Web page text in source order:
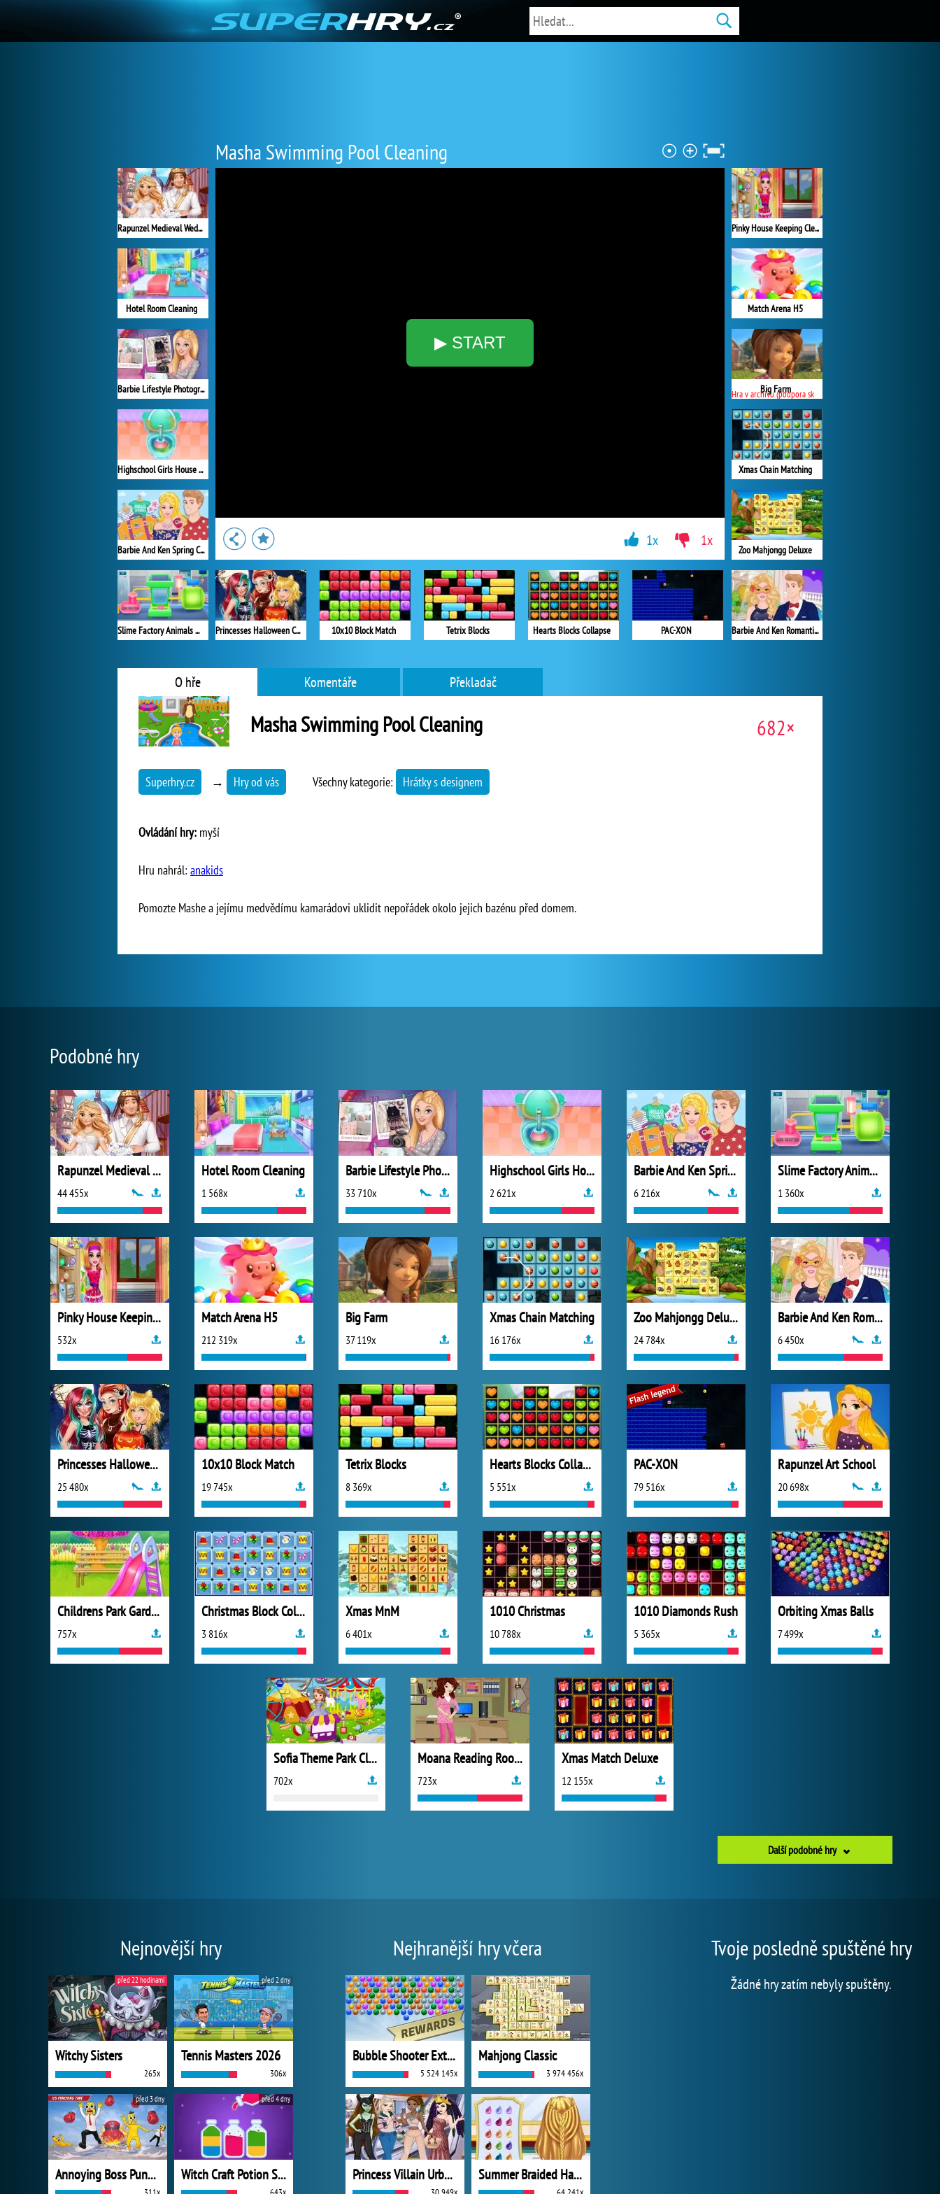
Masha Swimming Pool Cleaning
▶ START
Rapunzel Medieval Wedding
Hotel Room Cleaning
Barbie Lifestyle Photographer
Highschool Girls House Cleaning
Barbie And Ken Spring City Break
Slime Factory Animals Maker
Pinky House Keeping Clean
Match Arena H5
Big Farm
Hra v archivu (podpora skončila)
Xmas Chain Matching
Zoo Mahjongg Deluxe
Barbie And Ken Romantic Escape
Princesses Halloween Challenge 10x10 Block Match Tetrix Blocks Hearts Blocks Collapse PAC-XON
1x 1x
O hře Komentáře Překladač
Masha Swimming Pool Cleaning 682×
Superhry.cz → Hry od vás Všechny kategorie: Hrátky s designem
Ovládání hry: myší
Hru nahrál: anakids
Pomozte Mashe a jejímu medvědímu kamarádovi uklidit nepořádek okolo jejich bazénu před domem.
Podobné hry
Rapunzel Medieval Wedding
44 455x
Hotel Room Cleaning
1 568x
Barbie Lifestyle Photographer
33 710x
Highschool Girls House Cleaning
2 621x
Barbie And Ken Spring City Break
6 216x
Slime Factory Animals Maker
1 360x
Pinky House Keeping Clean
532x
Match Arena H5
212 319x
Big Farm
37 119x
Xmas Chain Matching
16 176x
Zoo Mahjongg Deluxe
24 784x
Barbie And Ken Romantic Escape
6 450x
Princesses Halloween Challenge
25 480x
10x10 Block Match
19 745x
Tetrix Blocks
8 369x
Hearts Blocks Collapse
5 551x
PAC-XON
79 516x
Rapunzel Art School
20 698x
Childrens Park Garden Cleaning
757x
Christmas Block Collapse
3 816x
Xmas MnM
6 401x
1010 Christmas
10 788x
1010 Diamonds Rush
5 365x
Orbiting Xmas Balls
7 499x
Sofia Theme Park Cleaning
702x
Moana Reading Room Cleaning
723x
Xmas Match Deluxe
12 155x
Další podobné hry
Nejnovější hry
Witchy Sisters
265x
před 22 hodinami
Tennis Masters 2026
306x
před 2 dny
Annoying Boss Punch Game
před 3 dny
Witch Craft Potion Sort
před 4 dny
Nejhranější hry včera
Bubble Shooter Extreme
5 524 145x
Mahjong Classic
3 974 456x
Princess Villain Urban Outfitters Summer Summer Braided Hairstyles
Tvoje posledně spuštěné hry
Žádné hry zatím nebyly spuštěny.